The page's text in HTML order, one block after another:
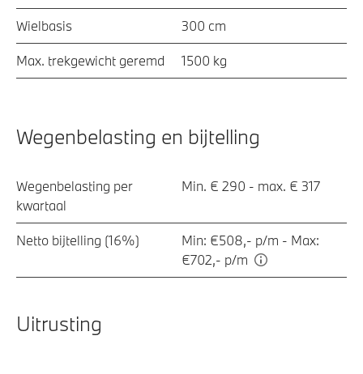
Wielbasis 300 cm
Max. trekgewicht geremd 1500 kg
Wegenbelasting en bijtelling
Wegenbelasting per
kwartaal
Min. € 290 - max. € 317
Netto bijtelling (16%)
Min: €508,- p/m - Max:
€702,- p/m
Uitrusting